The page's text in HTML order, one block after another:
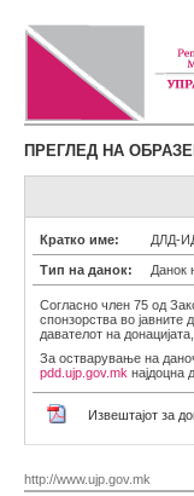
ПРЕГЛЕД НА
Кратко име: ДЛД-
Тип на данок: Данок
Согласно член 75 од
спонзорства во
давателот на
За остварување на
pdd.ujp.gov.mk најдоцна
Извештајот за
http://www.ujp.gov.mk